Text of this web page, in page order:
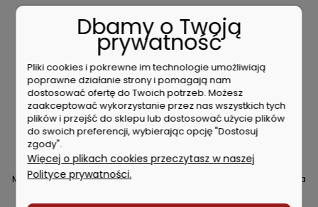
Milwaukee Nasadka udarowa
Milwaukee Nasadka udarowa
Dbamy o Twoją
prywatność
Pliki cookies i pokrewne im technologie umożliwiają
poprawne działanie strony i pomagają nam
dostosować ofertę do Twoich potrzeb. Możesz
zaakceptować wykorzystanie przez nas wszystkich tych
plików i przejść do sklepu lub dostosować użycie plików
do swoich preferencji, wybierając opcję "Dostosuj
zgody".
Więcej o plikach cookies przeczytasz w naszej
Polityce prywatności.